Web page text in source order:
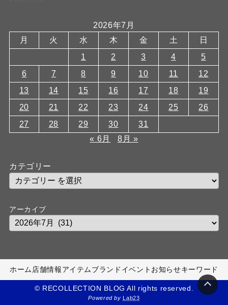
2026年7月
月
火 水 木 金 土
日
1
2 3 4
5
6
7 8 9 10 11
12
13
14 15 16 17 18
19
20
21 22 23 24 25
26
27
28 29 30
31
« 6月
8月 »
カテゴリー
アーカイブ
ホーム 店舗情報アイテムブランド イベント お知らせキーワード
© RECOLLECTION BLOG All rights reserved.
Powered byLab23